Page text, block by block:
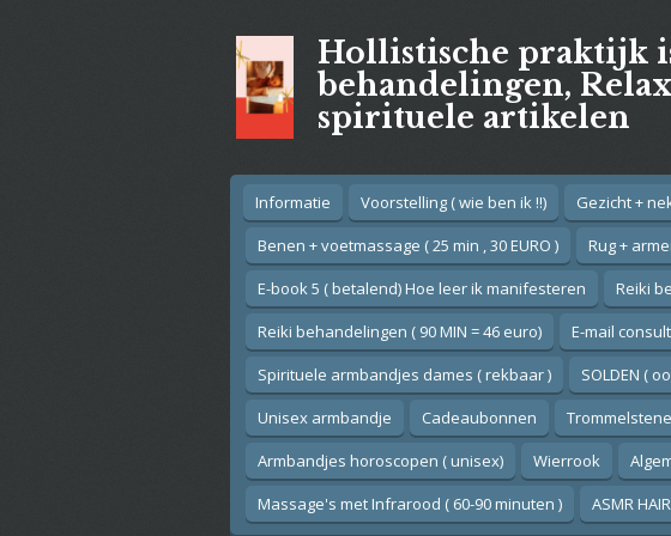
Hollistische praktijk
behandelingen,
spirituele artikelen
Informatie Voorstelling ( wie ben ik !!) Gezicht +
Benen + voetmassage ( 25 min , 30 EURO )
Rug +
E-book 5 ( betalend) Hoe leer ik manifesteren
Reiki
Reiki behandelingen ( 90 MIN = 46 euro)
E-mail
Spirituele armbandjes dames ( rekbaar )
SOLDEN (
Unisex armbandje
Cadeaubonnen
Armbandjes horoscopen ( unisex)
Wierrook
Massage's met Infrarood ( 60-90 minuten )
ASMR